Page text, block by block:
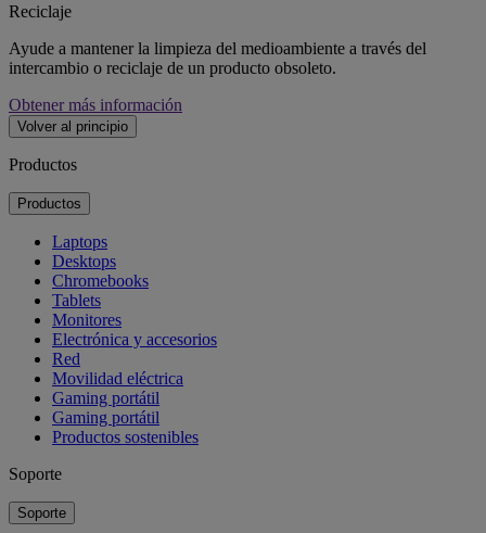
Reciclaje
Ayude a mantener la limpieza del medioambiente a través del
intercambio o reciclaje de un producto obsoleto.
Obtener más información
Volver al principio
Productos
Productos
Laptops
Desktops
Chromebooks
Tablets
Monitores
Electrónica y accesorios
Red
Movilidad eléctrica
Gaming portátil
Gaming portátil
Productos sostenibles
Soporte
Soporte